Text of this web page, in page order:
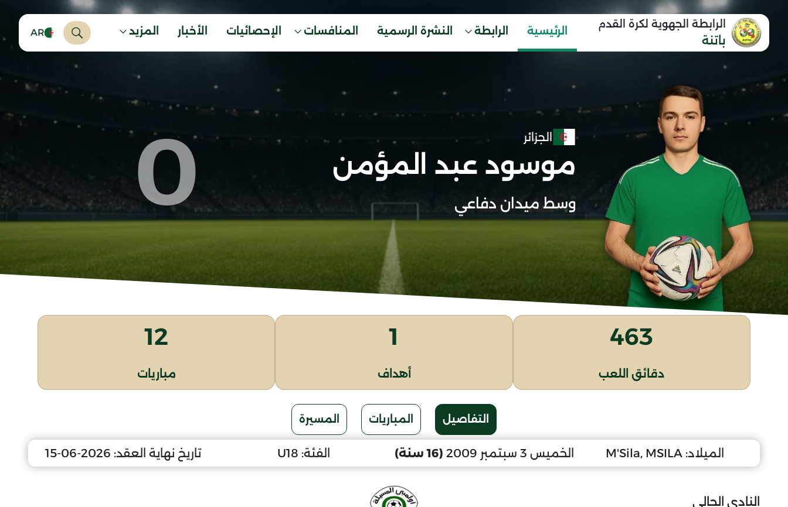
الرابطة الجهوية لكرة القدم
باتنة
الرئيسية الرابطة النشرة الرسمية المنافسات الإحصائيات الأخبار المزيد AR
الجزائر
موسود عبد المؤمن
وسط ميدان دفاعي 0
463
دقائق اللعب
1
أهداف
12
مباريات
التفاصيل المباريات المسيرة
الميلاد: M'Sila, MSILA الخميس 3 سبتمبر 2009 (16 سنة) الفئة: U18 تاريخ نهاية العقد: 2026-06-15
النادي الحالي